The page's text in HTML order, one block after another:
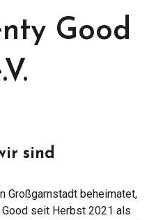
Good
sind
Großgarnstadt beheimatet,
seit Herbst 2021 als